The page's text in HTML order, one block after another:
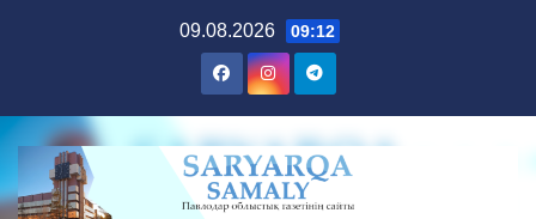
09.08.2026 09:12